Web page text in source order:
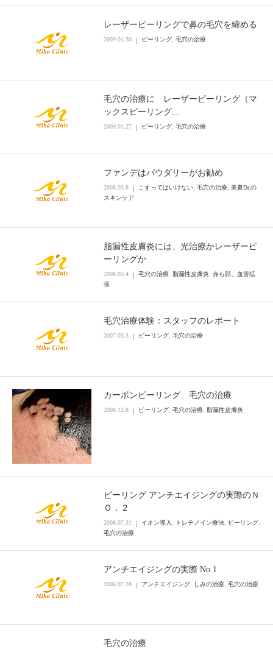
レーザーピーリングで鼻の毛穴を締める
2009.01.30 ピーリング, 毛穴の治療
毛穴の治療に レーザーピーリング（マ
ックスピーリング…
2009.01.27 ピーリング 毛穴の治療
ファンデはパウダリーがお勧め
2008.03.8 こすってはいけない 毛穴の治療 美夏Dr.の
スキンケア
脂漏性皮膚炎には、光治療かレーザーピ
ーリングか
2008.03.4 毛穴の治療, 脂漏性皮膚炎, 赤ら顔、血管拡
張
毛穴治療体験：スタッフのレポート
2007.03.3 ピーリング, 毛穴の治療
カーボンピーリング 毛穴の治療
2006.12.8 ピーリング 毛穴の治療 脂漏性皮膚炎
ピーリング アンチエイジングの実際のＮ
Ｏ．２
2006.07.31 イオン導入 トレチノイン療法 ピーリング
毛穴の治療
アンチエイジングの実際 No.1
2006.07.28 アンチエイジング しみの治療 毛穴の治療
毛穴の治療